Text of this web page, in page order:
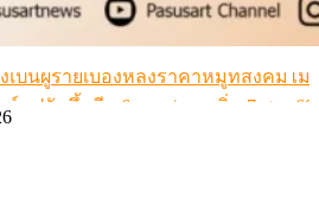
อ็นโคแช่แข็งกว่า 12.6 ตัน สมุทรสาคร
เป็นผู้ร้ายเบื้องหลังราคาหมูที่สังคมไม่
มปรับขึ้นอีก 6 บาท/แผง เริ่ม 7 ส.ค.69
หน้าฟาร์ม พระที่ 6 สิงหาคม 2569